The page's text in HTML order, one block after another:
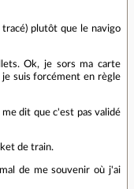
plutôt que le navigo
Ok, je sors ma carte
suis forcément en règle
me dit que c'est pas validé
de train.
de me souvenir où j'ai